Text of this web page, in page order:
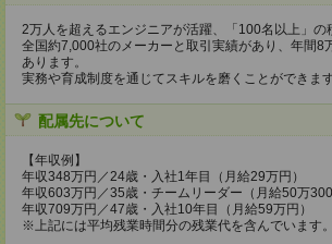
2万人を超えるエンジニアが活躍、「100名以上」の
全国約7,000社のメーカーと取引実績があり、年間8
あります。
実務や育成制度を通じてスキルを磨くことができま
配属先について
【年収例】
年収348万円／24歳・入社1年目（月給29万円）
年収603万円／35歳・チームリーダー（月給50万
年収709万円／47歳・入社10年目（月給59万円）
※上記には平均残業時間分の残業代を含んでいます。